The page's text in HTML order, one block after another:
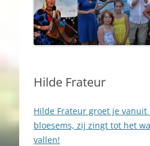
Hilde Frateur
Hilde Frateur groet je vanuit
bloesems, zij zingt tot het
vallen!